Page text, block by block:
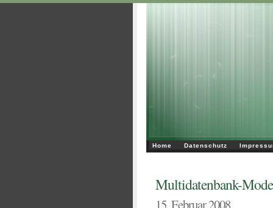
Home Datenschutz
Multidatenbank-
15. Februar 2008